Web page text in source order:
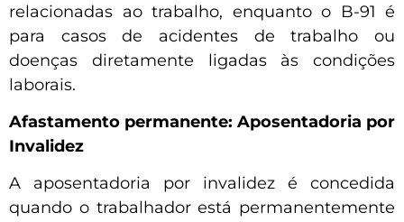
relacionadas ao trabalho, enquanto o B-91 é
para casos de acidentes de trabalho ou
doenças diretamente ligadas às condições
laborais.
Afastamento permanente: Aposentadoria por
Invalidez
A aposentadoria por invalidez é concedida
quando o trabalhador está permanentemente